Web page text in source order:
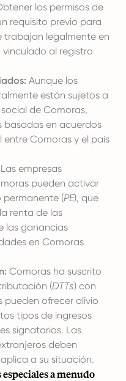
los permisos de
requisito previo para
trabajan legalmente en
al registro
Aunque los
están sujetos a
de Comoras,
basadas en acuerdos
Comoras y el país
Las empresas
pueden activar
permanente (PE), que
renta de las
las ganancias
en Comoras
Comoras ha suscrito
(DTTs) con
pueden ofrecer alivio
tipos de ingresos
signatarios. Las
deben
a su situación.
a menudo